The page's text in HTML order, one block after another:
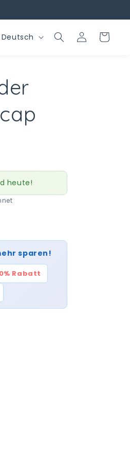
SDeutsch EinloggenWarenkorb
heute!
sparen!
Rabatt